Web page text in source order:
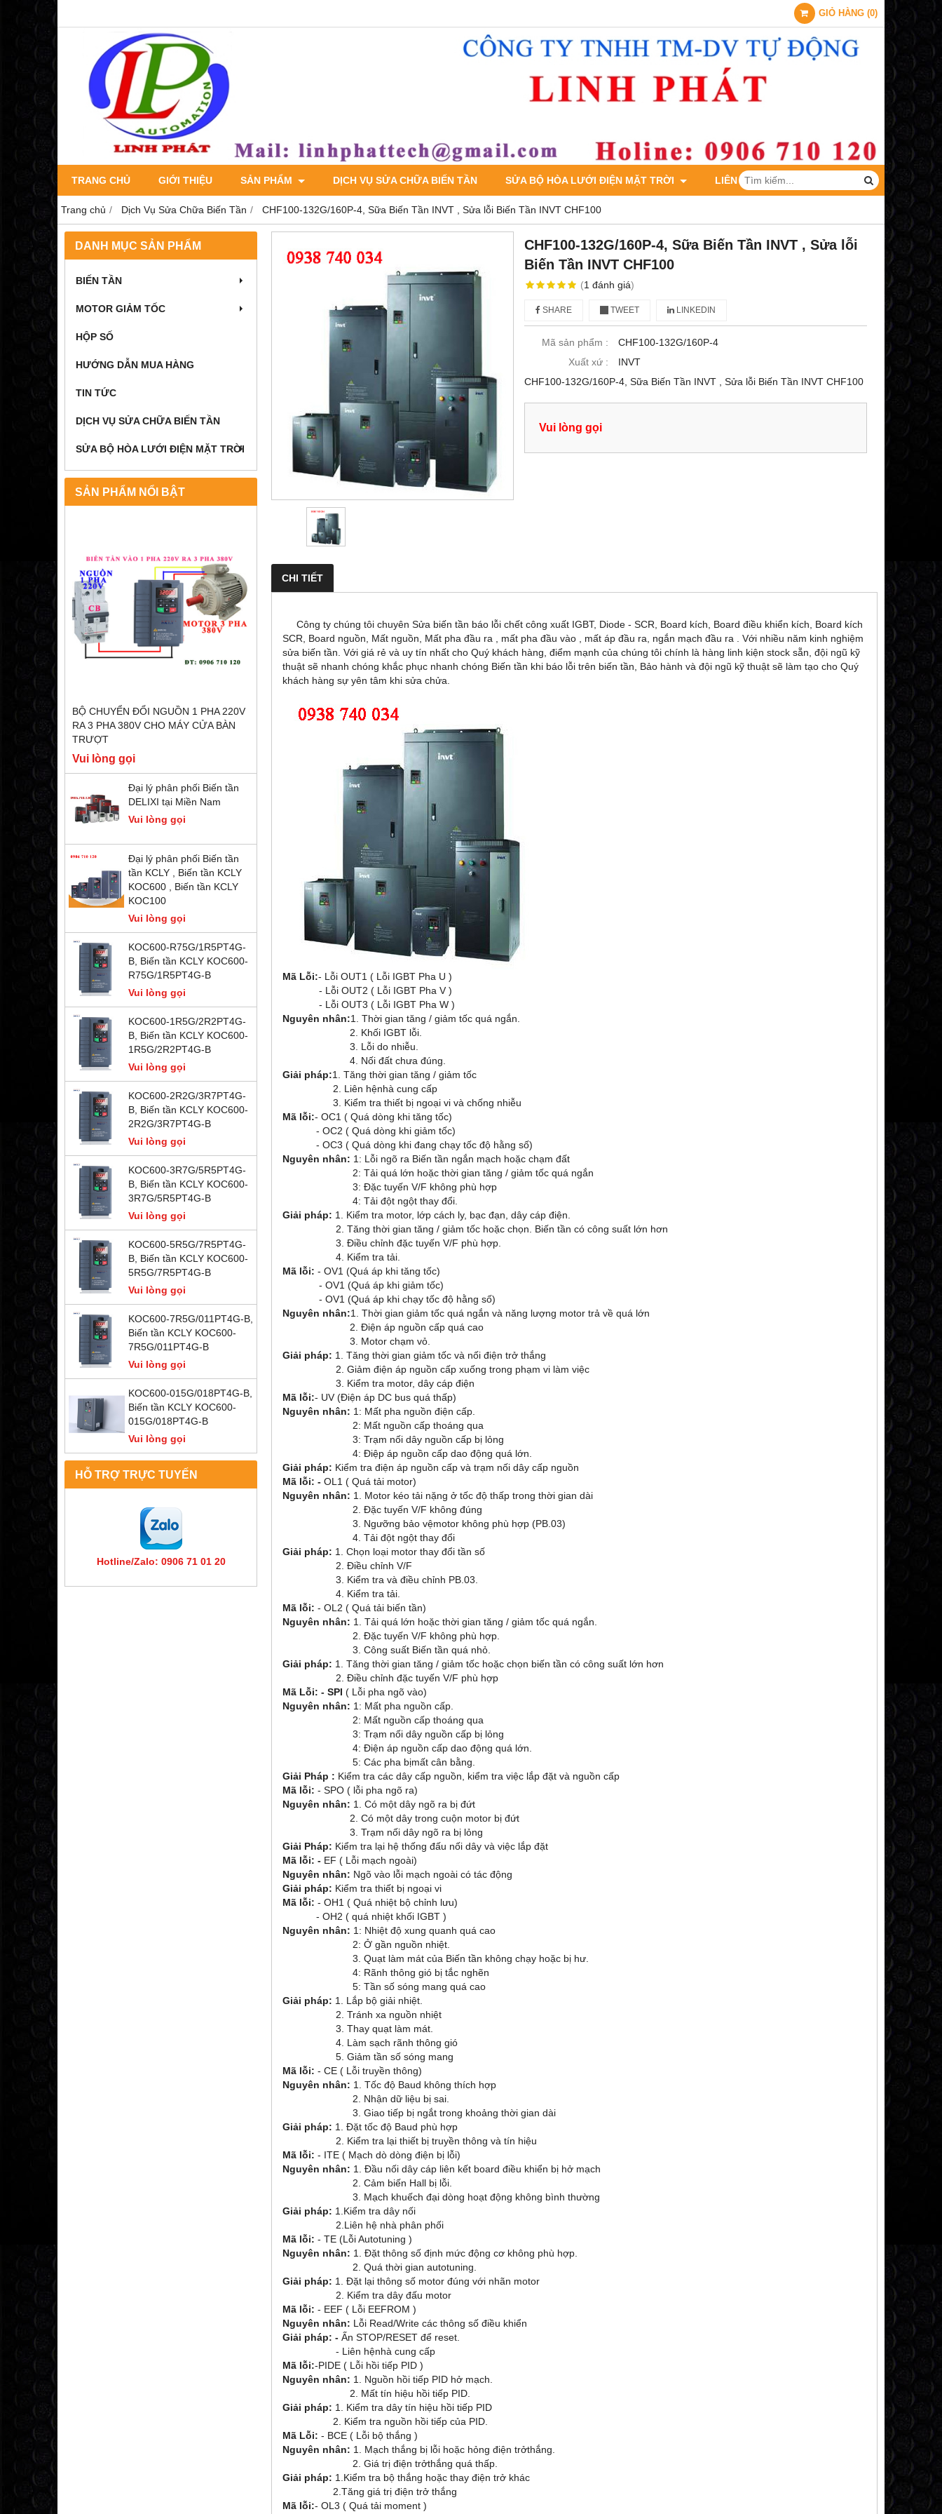
GIỎ HÀNG (0)
TRANG CHỦ GIỚI THIỆU SẢN PHẨM DỊCH VỤ SỬA CHỮA BIẾN TẦN SỬA BỘ HÒA LƯỚI ĐIỆN MẶT TRỜI LIÊN HỆ
Trang chủ Dịch Vụ Sửa Chữa Biến Tần CHF100-132G/160P-4, Sữa Biến Tần INVT , Sửa lỗi Biến Tần INVT CHF100
DANH MỤC SẢN PHẨM
BIẾN TẦN
MOTOR GIẢM TỐC
HỘP SỐ
HƯỚNG DẪN MUA HÀNG
TIN TỨC
DỊCH VỤ SỬA CHỮA BIẾN TẦN
SỬA BỘ HÒA LƯỚI ĐIỆN MẶT TRỜI
SẢN PHẨM NỔI BẬT
BỘ CHUYỂN ĐỔI NGUỒN 1 PHA 220V
RA 3 PHA 380V CHO MÁY CỬA BÀN
TRƯỢT
Vui lòng gọi
Đại lý phân phối Biến tần
DELIXI tại Miền Nam
Vui lòng gọi
Đại lý phân phối Biến tần
tần KCLY , Biến tần KCLY
KOC600 , Biến tần KCLY
KOC100
Vui lòng gọi
KOC600-R75G/1R5PT4G-
B, Biến tần KCLY KOC600-
R75G/1R5PT4G-B
Vui lòng gọi
KOC600-1R5G/2R2PT4G-
B, Biến tần KCLY KOC600-
1R5G/2R2PT4G-B
Vui lòng gọi
KOC600-2R2G/3R7PT4G-
B, Biến tần KCLY KOC600-
2R2G/3R7PT4G-B
Vui lòng gọi
KOC600-3R7G/5R5PT4G-
B, Biến tần KCLY KOC600-
3R7G/5R5PT4G-B
Vui lòng gọi
KOC600-5R5G/7R5PT4G-
B, Biến tần KCLY KOC600-
5R5G/7R5PT4G-B
Vui lòng gọi
KOC600-7R5G/011PT4G-B,
Biến tần KCLY KOC600-
7R5G/011PT4G-B
Vui lòng gọi
KOC600-015G/018PT4G-B,
Biến tần KCLY KOC600-
015G/018PT4G-B
Vui lòng gọi
HỖ TRỢ TRỰC TUYẾN
Hotline/Zalo: 0906 71 01 20
CHF100-132G/160P-4, Sữa Biến Tần INVT , Sửa lỗi
Biến Tần INVT CHF100
(1 đánh giá)
SHARE TWEET LINKEDIN
Mã sản phẩm :
CHF100-132G/160P-4
Xuất xứ :
INVT
CHF100-132G/160P-4, Sữa Biến Tần INVT , Sửa lỗi Biến Tần INVT CHF100
Vui lòng gọi
CHI TIẾT
Công ty chúng tôi chuyên Sửa biến tần báo lỗi chết công xuất IGBT, Diode - SCR, Board kích, Board điều khiển kích, Board kích
SCR, Board nguồn, Mất nguồn, Mất pha đầu ra , mất pha đầu vào , mất áp đầu ra, ngắn mạch đầu ra . Với nhiều năm kinh nghiệm
sửa biến tần. Với giá rẻ và uy tín nhất cho Quý khách hàng, điểm mạnh của chúng tôi chính là hàng linh kiện stock sẵn, đội ngũ kỹ
thuật sẽ nhanh chóng khắc phục nhanh chóng Biến tần khi báo lỗi trên biến tần, Bảo hành và đội ngũ kỹ thuật sẽ làm tạo cho Quý
khách hàng sự yên tâm khi sửa chửa.
Mã Lỗi:- Lỗi OUT1 ( Lỗi IGBT Pha U )
- Lỗi OUT2 ( Lỗi IGBT Pha V )
- Lỗi OUT3 ( Lỗi IGBT Pha W )
Nguyên nhân:1. Thời gian tăng / giảm tốc quá ngắn.
2. Khối IGBT lỗi.
3. Lỗi do nhiễu.
4. Nối đất chưa đúng.
Giải pháp:1. Tăng thời gian tăng / giảm tốc
2. Liên hệnhà cung cấp
3. Kiểm tra thiết bị ngoại vi và chống nhiễu
Mã lỗi:- OC1 ( Quá dòng khi tăng tốc)
- OC2 ( Quá dòng khi giảm tốc)
- OC3 ( Quá dòng khi đang chạy tốc độ hằng số)
Nguyên nhân: 1: Lỗi ngõ ra Biến tần ngắn mạch hoặc chạm đất
2: Tải quá lớn hoặc thời gian tăng / giảm tốc quá ngắn
3: Đặc tuyến V/F không phù hợp
4: Tải đột ngột thay đổi.
Giải pháp: 1. Kiểm tra motor, lớp cách ly, bạc đạn, dây cáp điện.
2. Tăng thời gian tăng / giảm tốc hoặc chọn. Biến tần có công suất lớn hơn
3. Điều chỉnh đặc tuyến V/F phù hợp.
4. Kiểm tra tải.
Mã lỗi: - OV1 (Quá áp khi tăng tốc)
- OV1 (Quá áp khi giảm tốc)
- OV1 (Quá áp khi chạy tốc độ hằng số)
Nguyên nhân:1. Thời gian giảm tốc quá ngắn và năng lượng motor trả về quá lớn
2. Điện áp nguồn cấp quá cao
3. Motor chạm vỏ.
Giải pháp: 1. Tăng thời gian giảm tốc và nối điện trở thắng
2. Giảm điện áp nguồn cấp xuống trong phạm vi làm việc
3. Kiểm tra motor, dây cáp điện
Mã lỗi:- UV (Điện áp DC bus quá thấp)
Nguyên nhân: 1: Mất pha nguồn điện cấp.
2: Mất nguồn cấp thoáng qua
3: Trạm nối dây nguồn cấp bị lỏng
4: Điệp áp nguồn cấp dao động quá lớn.
Giải pháp: Kiểm tra điện áp nguồn cấp và trạm nối dây cấp nguồn
Mã lỗi: - OL1 ( Quá tải motor)
Nguyên nhân: 1. Motor kéo tải nặng ở tốc độ thấp trong thời gian dài
2. Đặc tuyến V/F không đúng
3. Ngưỡng bảo vệmotor không phù hợp (PB.03)
4. Tải đột ngột thay đổi
Giải pháp: 1. Chọn loại motor thay đổi tần số
2. Điều chỉnh V/F
3. Kiểm tra và điều chỉnh PB.03.
4. Kiểm tra tải.
Mã lỗi: - OL2 ( Quá tải biến tần)
Nguyên nhân: 1. Tải quá lớn hoặc thời gian tăng / giảm tốc quá ngắn.
2. Đặc tuyến V/F không phù hợp.
3. Công suất Biến tần quá nhỏ.
Giải pháp: 1. Tăng thời gian tăng / giảm tốc hoặc chọn biến tần có công suất lớn hơn
2. Điều chỉnh đặc tuyến V/F phù hợp
Mã Lỗi: - SPI ( Lỗi pha ngõ vào)
Nguyên nhân: 1: Mất pha nguồn cấp.
2: Mất nguồn cấp thoáng qua
3: Trạm nối dây nguồn cấp bị lỏng
4: Điện áp nguồn cấp dao động quá lớn.
5: Các pha bịmất cân bằng.
Giải Pháp : Kiểm tra các dây cấp nguồn, kiểm tra việc lắp đặt và nguồn cấp
Mã lỗi: - SPO ( lỗi pha ngõ ra)
Nguyên nhân: 1. Có một dây ngõ ra bị đứt
2. Có một dây trong cuộn motor bị đứt
3. Trạm nối dây ngõ ra bị lỏng
Giải Pháp: Kiểm tra lại hệ thống đấu nối dây và việc lắp đặt
Mã lỗi: - EF ( Lỗi mạch ngoài)
Nguyên nhân: Ngõ vào lỗi mạch ngoài có tác động
Giải pháp: Kiểm tra thiết bị ngoại vi
Mã lỗi: - OH1 ( Quá nhiệt bộ chỉnh lưu)
- OH2 ( quá nhiệt khối IGBT )
Nguyên nhân: 1: Nhiệt độ xung quanh quá cao
2: Ở gần nguồn nhiệt.
3. Quạt làm mát của Biến tần không chạy hoặc bị hư.
4: Rãnh thông gió bị tắc nghẽn
5: Tần số sóng mang quá cao
Giải pháp: 1. Lắp bộ giải nhiệt.
2. Tránh xa nguồn nhiệt
3. Thay quạt làm mát.
4. Làm sạch rãnh thông gió
5. Giảm tần số sóng mang
Mã lỗi: - CE ( Lỗi truyền thông)
Nguyên nhân: 1. Tốc độ Baud không thích hợp
2. Nhận dữ liệu bị sai.
3. Giao tiếp bị ngắt trong khoảng thời gian dài
Giải pháp: 1. Đặt tốc độ Baud phù hợp
2. Kiểm tra lại thiết bị truyền thông và tín hiệu
Mã lỗi: - ITE ( Mạch dò dòng điện bị lỗi)
Nguyên nhân: 1. Đầu nối dây cáp liên kết board điều khiển bị hở mạch
2. Cảm biến Hall bị lỗi.
3. Mạch khuếch đại dòng hoạt động không bình thường
Giải pháp: 1.Kiểm tra dây nối
2.Liên hệ nhà phân phối
Mã lỗi: - TE (Lỗi Autotuning )
Nguyên nhân: 1. Đặt thông số định mức động cơ không phù hợp.
2. Quá thời gian autotuning.
Giải pháp: 1. Đặt lại thông số motor đúng với nhãn motor
2. Kiểm tra dây đấu motor
Mã lỗi: - EEF ( Lỗi EEFROM )
Nguyên nhân: Lỗi Read/Write các thông số điều khiển
Giải pháp: - Ấn STOP/RESET để reset.
- Liên hệnhà cung cấp
Mã lỗi:-PIDE ( Lỗi hồi tiếp PID )
Nguyên nhân: 1. Nguồn hồi tiếp PID hở mạch.
2. Mất tín hiệu hồi tiếp PID.
Giải pháp: 1. Kiểm tra dây tín hiệu hồi tiếp PID
2. Kiểm tra nguồn hồi tiếp của PID.
Mã Lỗi: - BCE ( Lỗi bộ thắng )
Nguyên nhân: 1. Mạch thắng bị lỗi hoặc hỏng điện trởthắng.
2. Giá trị điện trởthắng quá thấp.
Giải pháp: 1.Kiểm tra bộ thắng hoặc thay điện trở khác
2.Tăng giá trị điện trở thắng
Mã lỗi:- OL3 ( Quá tải moment )